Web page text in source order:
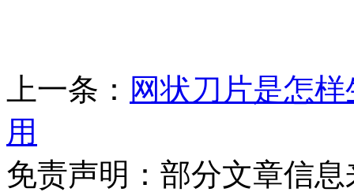
上一条： 网状刀片是怎
用
免责声明：部分文章信